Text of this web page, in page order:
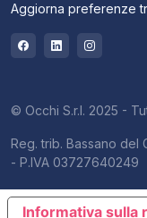
Aggiorna preferenze
© Occhi S.r.l. 2025 -
Reg. trib. Bassano del
- P.IVA 03727640249
Informativa sulla